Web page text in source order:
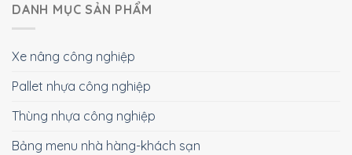
DANH MỤC SẢN PHẨM
Xe nâng công nghiệp
Pallet nhựa công nghiệp
Thùng nhựa công nghiệp
Bảng menu nhà hàng-khách sạn